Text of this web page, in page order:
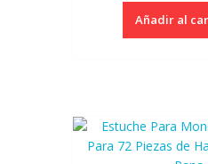
Añadir al